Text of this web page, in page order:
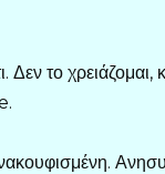
Δεν το